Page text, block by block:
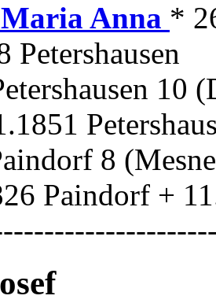
Anna *
Petershausen
10
8
Paindorf +